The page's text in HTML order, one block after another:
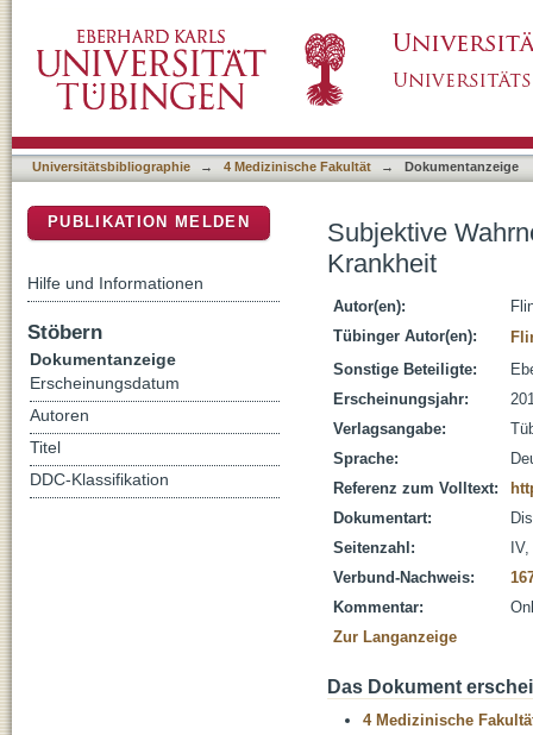
Universitätsbibliographie → 4 Medizinische Fakultät → Dokumentanzeige
Subjektive
Krankheit
Autor(en):
Tübinger Autor(en):
Sonstige Beteiligte:
Erscheinungsjahr:
Verlagsangabe:
Sprache:
Referenz zum Volltext:
Dokumentart:
Seitenzahl:
Verbund-Nachweis:
Kommentar:
Zur Langanzeige
Das Dokument
4 Medizinische
PUBLIKATION MELDEN
Hilfe und Informationen
Stöbern
Dokumentanzeige
Erscheinungsdatum
Autoren
Titel
DDC-Klassifikation